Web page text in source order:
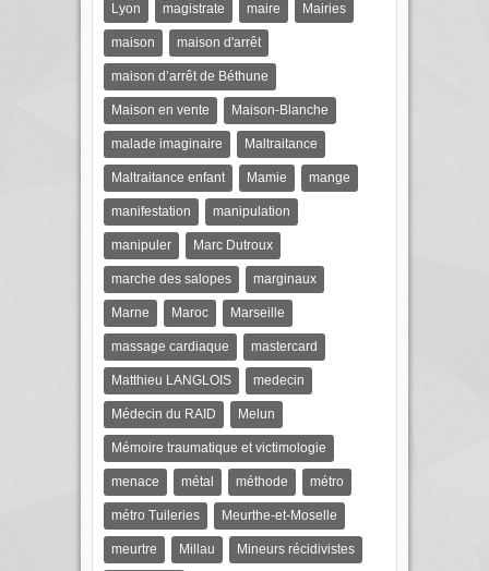
Lyon magistrate maire Mairies
maison maison d'arrêt
maison d’arrêt de Béthune
Maison en vente Maison-Blanche
malade imaginaire Maltraitance
Maltraitance enfant Mamie mange
manifestation manipulation
manipuler Marc Dutroux
marche des salopes marginaux
Marne Maroc Marseille
massage cardiaque mastercard
Matthieu LANGLOIS medecin
Médecin du RAID Melun
Mémoire traumatique et victimologie
menace métal méthode métro
métro Tuileries Meurthe-et-Moselle
meurtre Millau Mineurs récidivistes